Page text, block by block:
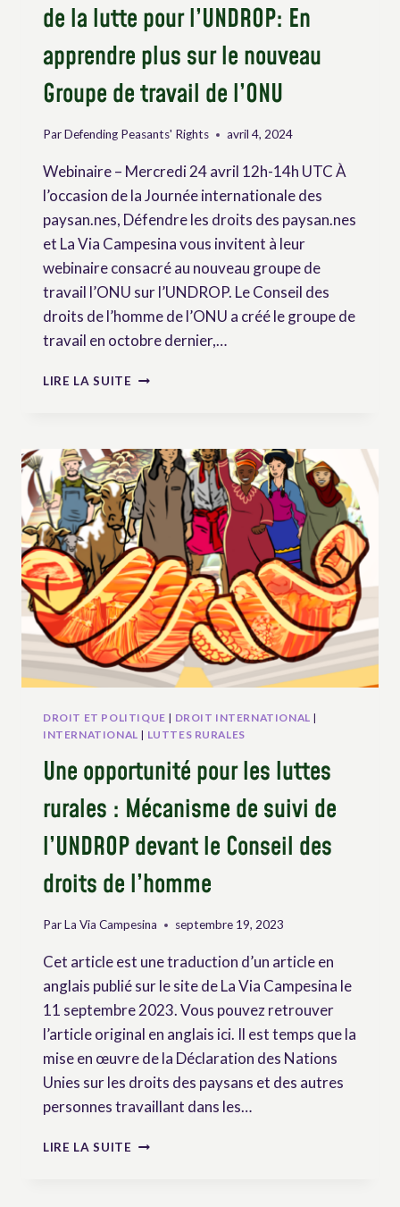
de la lutte pour l’UNDROP: En
apprendre plus sur le nouveau
Groupe de travail de l’ONU
ParDefending Peasants' Rights avril 4, 2024
Webinaire – Mercredi 24 avril 12h-14h UTC À
l’occasion de la Journée internationale des
paysan.nes, Défendre les droits des paysan.nes
et La Via Campesina vous invitent à leur
webinaire consacré au nouveau groupe de
travail l’ONU sur l’UNDROP. Le Conseil des
droits de l’homme de l’ONU a créé le groupe de
travail en octobre dernier,…
LIRE LA SUITE WEBINAIRE
CHAPITRE
DE
LA
LUTTE
POUR
L’UNDROP:
EN
APPRENDRE
PLUS
SUR
LE
NOUVEAU
GROUPE
TRAVAIL
DE
DROIT ET POLITIQUE | DROIT INTERNATIONAL |
INTERNATIONAL | LUTTES RURALES
Une opportunité pour les luttes
rurales : Mécanisme de suivi de
l’UNDROP devant le Conseil des
droits de l’homme
ParLa Via Campesina septembre 19, 2023
Cet article est une traduction d’un article en
anglais publié sur le site de La Via Campesina le
11 septembre 2023. Vous pouvez retrouver
l’article original en anglais ici. Il est temps que la
mise en œuvre de la Déclaration des Nations
Unies sur les droits des paysans et des autres
personnes travaillant dans les…
LIRE LA SUITE UNE